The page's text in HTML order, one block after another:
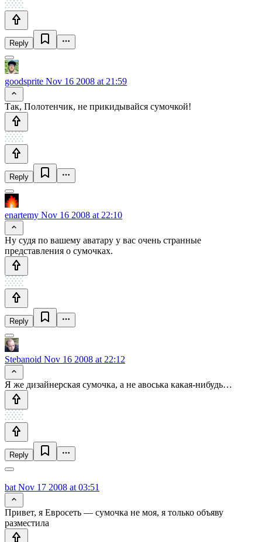
Reply
goodsprite Nov 16 2008 at 21:59
Так, Полотенчик, не прикидывайся сумочкой!
Reply
enartemy Nov 16 2008 at 22:10
Ну судя по вашему аватару у вас очень странные
представления о сумочках.
Reply
Stebanoid Nov 16 2008 at 22:12
Я же дизайнерская сумочка, а не авоська какая-нибудь…
Reply
bat Nov 17 2008 at 03:51
Привет, я Евросеть — сумочка не моя, я только объяву
разместила